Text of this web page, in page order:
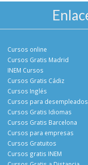
Cursos online
Cursos Gratis Madrid
INEM Cursos
Cursos Gratis Cádiz
Cursos Inglés
Cursos para desempleados
Cursos Gratis Idiomas
Cursos Gratis Barcelona
Cursos para empresas
Cursos Gratuitos
Cursos gratis INEM